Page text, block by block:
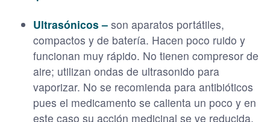
Ultrasónicos – son aparatos portátiles,
compactos y de batería. Hacen poco ruido y
funcionan muy rápido. No tienen compresor de
aire; utilizan ondas de ultrasonido para
vaporizar. No se recomienda para antibióticos
pues el medicamento se calienta un poco y en
este caso su acción medicinal se ve reducida.